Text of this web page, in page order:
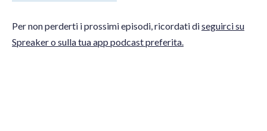
Per non perderti i prossimi episodi, ricordati diseguirci su
Spreaker o sulla tua app podcast preferita.